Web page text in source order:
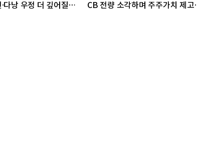
다낭 우정 더 깊어질
CB 전량 소각하며 주주가치 제고